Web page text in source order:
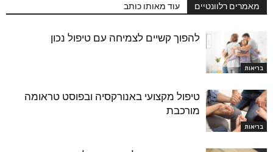
מאמרים רלוונטיים עוד מאותו כותב
בריאות
להפוך קשיים לצמיחה עם טיפול נכון
בריאות
טיפול מקצועי באנורקסיה ובפוסט טראומה
מורכבת